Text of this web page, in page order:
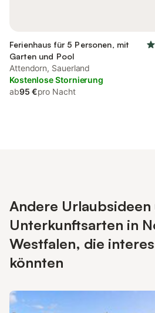
Ferienhaus für 5 Personen, mit
Garten und Pool
Attendorn, Sauerland
Kostenlose Stornierung
ab95 €pro Nacht
Andere Urlaubsideen
Unterkunftsarten in
Westfalen, die
könnten